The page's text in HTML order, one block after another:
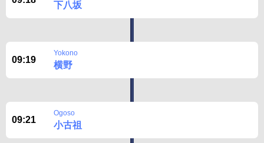
下八坂
09:19
Yokono
横野
09:21
Ogoso
小古祖